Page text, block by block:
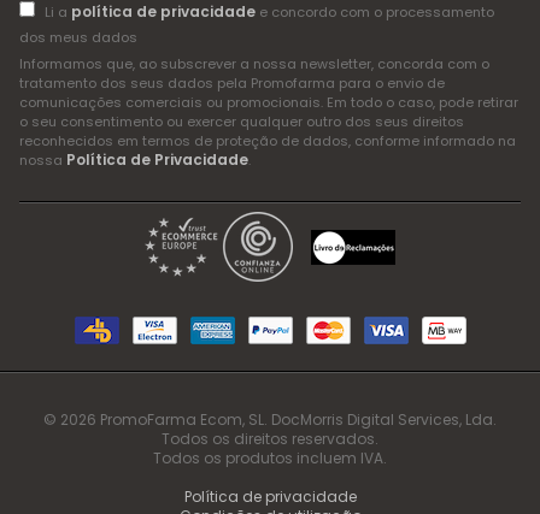
Li a política de privacidadee concordo com o processamento
dos meus dados
Informamos que, ao subscrever a nossa newsletter, concorda com o
tratamento dos seus dados pela Promofarma para o envio de
comunicações comerciais ou promocionais. Em todo o caso, pode retirar
o seu consentimento ou exercer qualquer outro dos seus direitos
reconhecidos em termos de proteção de dados, conforme informado na
nossa Política de Privacidade.
© 2026 PromoFarma Ecom, SL. DocMorris Digital Services, Lda.
Todos os direitos reservados.
Todos os produtos incluem IVA.
Política de privacidade